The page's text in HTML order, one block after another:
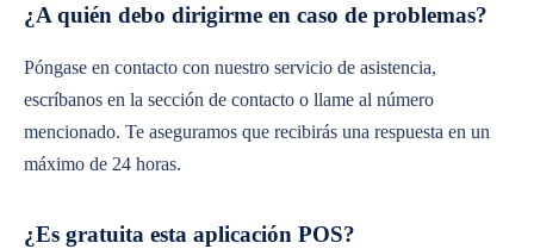
¿A quién debo dirigirme en caso de problemas?
Póngase en contacto con nuestro servicio de asistencia,
escríbanos en la sección de contacto o llame al número
mencionado. Te aseguramos que recibirás una respuesta en un
máximo de 24 horas.
¿Es gratuita esta aplicación POS?